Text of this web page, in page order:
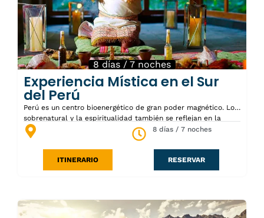
la selva Amazónica
8 días / 7 noches
Experiencia Mística en el Sur
del Perú
Perú es un centro bioenergético de gran poder magnético. Lo
sobrenatural y la espiritualidad también se reflejan en la
divina naturaleza peruana. Los antiguos peruanos apreciaban
un respeto divino hacia las montañas, el agua y la tierra. Este
tour es una de las formas más rápidas de visitar dos de los
sitios antiguos y místicos más notables de Perú: la asombrosa
Ciudadela de Machu Picchu, donde experimentaremos un
también incluyen Lima, los alrededores de Cusco y la Reserva
Nacional de Paracas, la Laguna de Huacachina y el área de
8 días / 7 noches
ITINERARIO RESERVAR